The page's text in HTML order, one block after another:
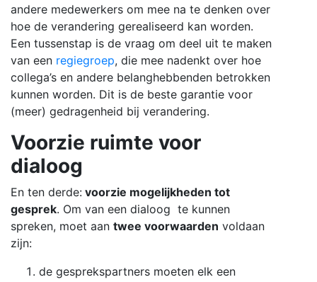
andere medewerkers om mee na te denken over
hoe de verandering gerealiseerd kan worden.
Een tussenstap is de vraag om deel uit te maken
van een regiegroep, die mee nadenkt over hoe
collega’s en andere belanghebbenden betrokken
kunnen worden. Dit is de beste garantie voor
(meer) gedragenheid bij verandering.
Voorzie ruimte voor
dialoog
En ten derde: voorzie mogelijkheden tot
gesprek. Om van een dialoog te kunnen
spreken, moet aan twee voorwaarden voldaan
zijn:
de gesprekspartners moeten elk een